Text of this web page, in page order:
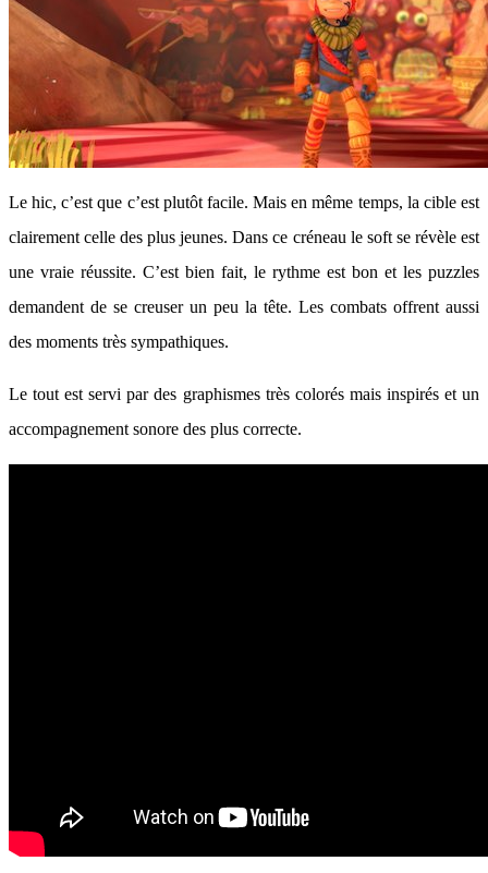
Le hic, c’est que c’est plutôt facile. Mais en même temps, la cible est
clairement celle des plus jeunes. Dans ce créneau le soft se révèle est
une vraie réussite. C’est bien fait, le rythme est bon et les puzzles
demandent de se creuser un peu la tête. Les combats offrent aussi
des moments très sympathiques.
Le tout est servi par des graphismes très colorés mais inspirés et un
accompagnement sonore des plus correcte.